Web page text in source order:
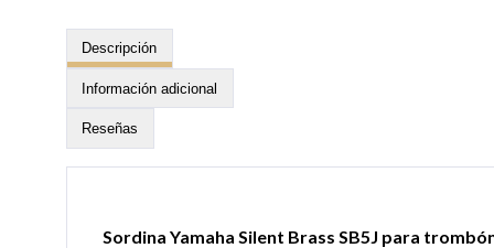
Descripción
Información adicional
Reseñas
Sordina Yamaha Silent Brass SB5J para